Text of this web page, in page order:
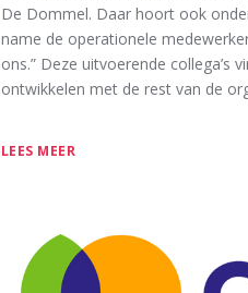
De Dommel. Daar hoort ook
name de operationele
ons.” Deze uitvoerende collega’s
ontwikkelen met de rest van de
LEES MEER